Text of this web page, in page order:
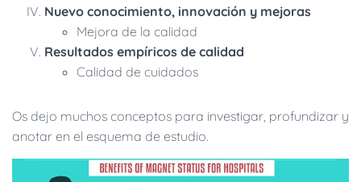
Nuevo conocimiento, innovación y mejoras
Mejora de la calidad
Resultados empíricos de calidad
Calidad de cuidados
Os dejo muchos conceptos para investigar, profundizar y
anotar en el esquema de estudio.